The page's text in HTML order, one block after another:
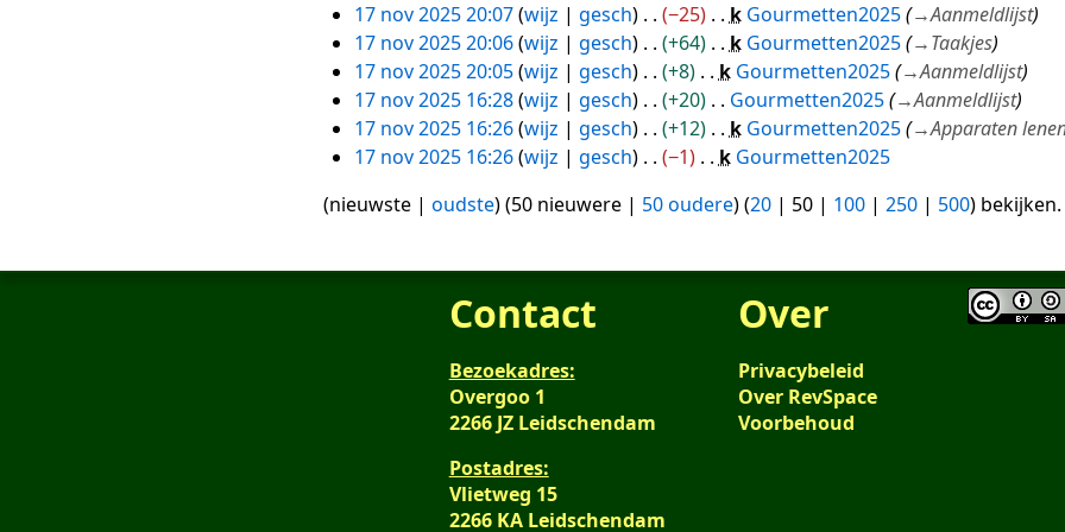
n
b
e
w
e
r
i
g
17 nov 2025 20:07 wijz gesch −25 k Gourmetten2025 →Aanmeldlijst
17 nov 2025 20:06 wijz gesch +64 k Gourmetten2025 →Taakjes
17 nov 2025 20:05 wijz gesch +8 k Gourmetten2025 →Aanmeldlijst
17 nov 2025 16:28 wijz gesch +20 Gourmetten2025 →Aanmeldlijst
17 nov 2025 16:26 wijz gesch +12 k Gourmetten2025 →Apparaten
17 nov 2025 16:26 wijz gesch −1 k Gourmetten2025
e
n
(nieuwste | oudste) (50 nieuwere | 50 oudere) (20 | 50 | 100 | 250 | 500) bekijken.
Contact
Bezoekadres:
Overgoo 1
2266 JZ Leidschendam
Postadres:
Vlietweg 15
2266 KA Leidschendam
Over
Privacybeleid
Over RevSpace
Voorbehoud